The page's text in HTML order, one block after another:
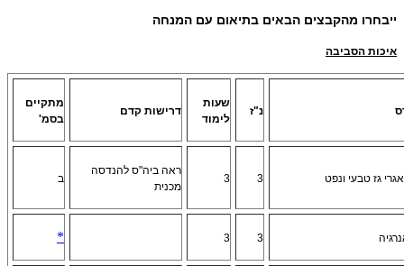
ייבחרו מהקבצים הבאים בתיאום עם המנחה
איכות הסביבה
נ"ז
שעות
לימוד
דרישות קדם
מתקיים
בסמ'
גז טבעי ונפט 3
3
ראה ביה"ס להנדסה
מכנית
ב
3
3
*